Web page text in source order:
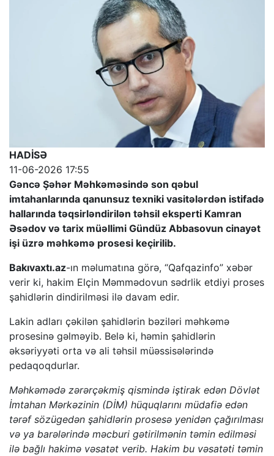
HADİSƏ
11-06-2026 17:55
Gəncə Şəhər Məhkəməsində son qəbul
imtahanlarında qanunsuz texniki vasitələrdən istifadə
hallarında təqsirləndirilən təhsil eksperti Kamran
Əsədov və tarix müəllimi Gündüz Abbasovun cinayət
işi üzrə məhkəmə prosesi keçirilib.
Bakıvaxtı.az-ın məlumatına görə, “Qafqazinfo” xəbər
verir ki, hakim Elçin Məmmədovun sədrlik etdiyi proses
şahidlərin dindirilməsi ilə davam edir.
Lakin adları çəkilən şahidlərin bəziləri məhkəmə
prosesinə gəlməyib. Belə ki, həmin şahidlərin
əksəriyyəti orta və ali təhsil müəssisələrində
pedaqoqdurlar.
Məhkəmədə zərərçəkmiş qismində iştirak edən Dövlət
İmtahan Mərkəzinin (DİM) hüquqlarını müdafiə edən
tərəf sözügedən şahidlərin prosesə yenidən çağırılması
və ya barələrində məcburi gətirilmənin təmin edilməsi
ilə bağlı hakimə vəsatət verib. Hakim bu vəsatəti təmin